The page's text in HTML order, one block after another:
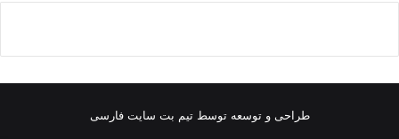
طراحی و توسعه توسط تیم بت سایت فارسی